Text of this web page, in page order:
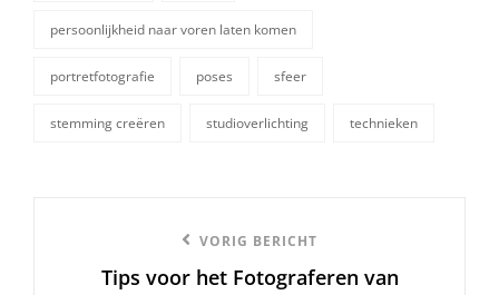
persoonlijkheid naar voren laten komen
portretfotografie poses sfeer
stemming creëren studioverlichting technieken
bericht
VORIG BERICHT
Tips voor het Fotograferen van